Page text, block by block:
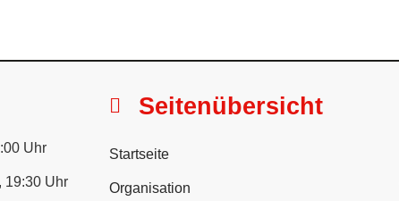
Uhr
19:30 Uhr
Seitenübersicht
Startseite
Organisation